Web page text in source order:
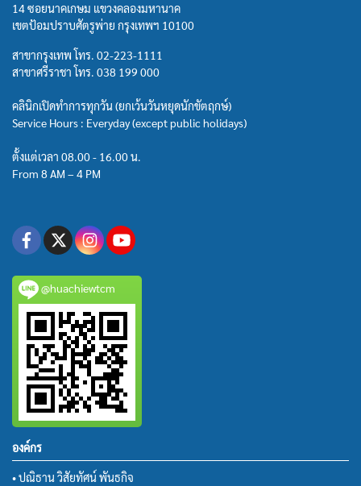
14 ซอยนาคเกษม แขวงคลองมหานาค
เขตป้อมปราบศัตรูพ่าย กรุงเทพฯ 10100
สาขากรุงเทพ โทร. 02-223-1111
สาขาศรีราชา โทร. 038 199 000
คลินิกเปิดทำการทุกวัน (ยกเว้นวันหยุดนักขัตฤกษ์)
Service Hours : Everyday (except public holidays)
ตั้งแต่เวลา 08.00 - 16.00 น.
From 8 AM – 4 PM
@huachiewtcm
องค์กร
• ปณิธาน วิสัยทัศน์ พันธกิจ